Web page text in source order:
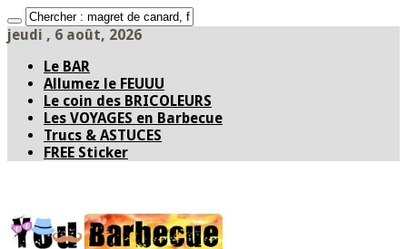
jeudi , 6 août, 2026
Le BAR
Allumez le FEUUU
Le coin des BRICOLEURS
Les VOYAGES en Barbecue
Trucs & ASTUCES
FREE Sticker